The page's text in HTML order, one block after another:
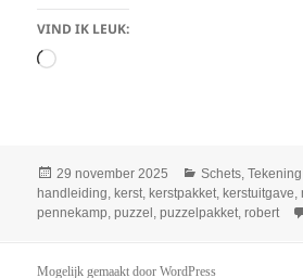
VIND IK LEUK:
Aan
Geplaatst
op
29 november 2025 Categorieën
Schets,Tekening
handleiding, kerst, kerstpakket, kerstuitgave,
pennekamp,puzzel ,puzzelpakket,robert
Mogelijk gemaakt door WordPress